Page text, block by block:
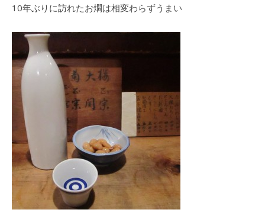
10年ぶりに訪れたお燗は相変わらずうまい